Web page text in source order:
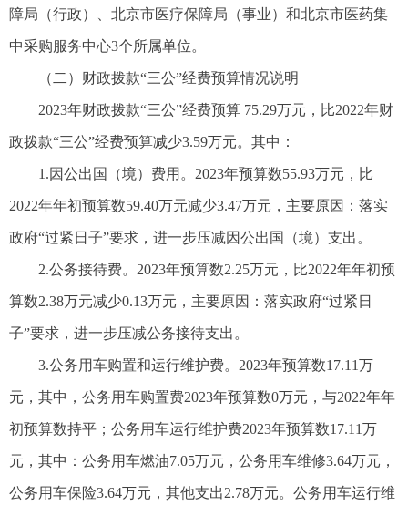
障局（行政）、北京市医疗保障局（事业）和北京市医药集
中采购服务中心3个所属单位。
（二）财政拨款“三公”经费预算情况说明
2023年财政拨款“三公”经费预算 75.29万元，比2022年财
政拨款“三公”经费预算减少3.59万元。其中：
1.因公出国（境）费用。2023年预算数55.93万元，比
2022年年初预算数59.40万元减少3.47万元，主要原因：落实
政府“过紧日子”要求，进一步压减因公出国（境）支出。
2.公务接待费。2023年预算数2.25万元，比2022年年初预
算数2.38万元减少0.13万元，主要原因：落实政府“过紧日
子”要求，进一步压减公务接待支出。
3.公务用车购置和运行维护费。2023年预算数17.11万
元，其中，公务用车购置费2023年预算数0万元，与2022年年
初预算数持平；公务用车运行维护费2023年预算数17.11万
元，其中：公务用车燃油7.05万元，公务用车维修3.64万元，
公务用车保险3.64万元，其他支出2.78万元。公务用车运行维